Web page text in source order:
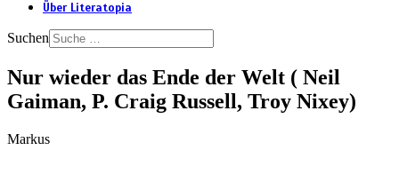
Über Literatopia
Suchen
Nur wieder das Ende der Welt ( Neil
Gaiman, P. Craig Russell, Troy Nixey)
Markus